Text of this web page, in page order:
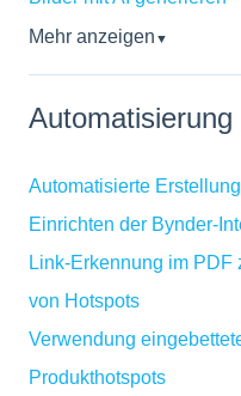
Mehr anzeigen ▼
Automatisierte
Einrichten der Bynder-
Link-Erkennung im PDF
von Hotspots
Verwendung
Produkthotspots